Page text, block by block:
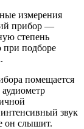
измерения
прибор —
степень
при подборе
помещается
звук
он слышит.